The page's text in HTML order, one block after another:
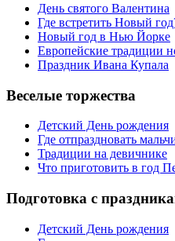
День святого Валентина
Где встретить Новый
Новый год в Нью Йорке
Европейские традиции
Праздник Ивана Купала
Веселые торжества
Детский День рождения
Где отпраздновать
Традиции на девичнике
Что приготовить в год
Подготовка с
Детский День рождения